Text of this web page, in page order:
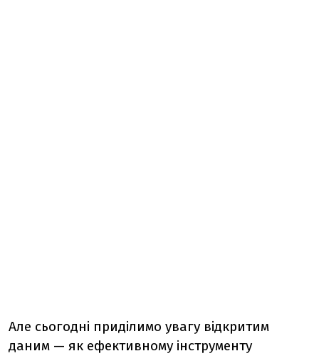
Але сьогодні приділимо увагу відкритим
даним — як ефективному інструменту